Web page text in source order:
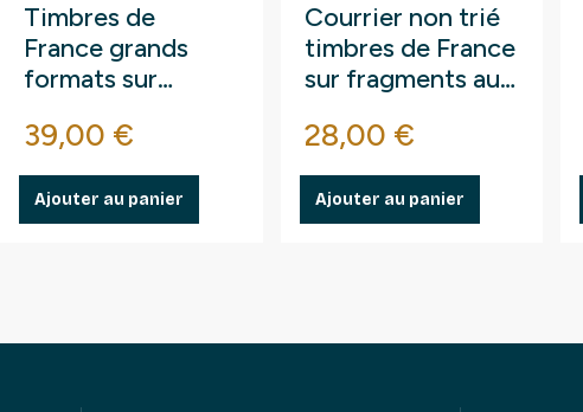
Timbres de
France grands
formats sur
Prix
39,00 €
Ajouter au panier
Courrier non trié
timbres de France
sur fragments au
Prix
28,00 €
Ajouter au panier